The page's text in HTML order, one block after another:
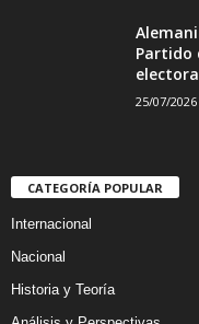
Partido
25/07/2026
CATEGORÍA POPULAR
Internacional
Nacional
Historia y Teoría